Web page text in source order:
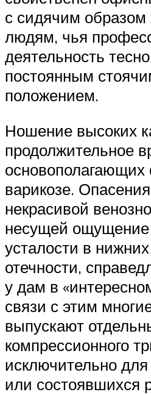
с сидячим
людям, чья
деятельность
постоянным
положением.
Ношение высоких
продолжительное
основополагающих
варикозе.
некрасивой
несущей ощущение
усталости в
отечности,
у дам в
связи с этим
выпускают
компрессионного
исключительно
или состоявшихся